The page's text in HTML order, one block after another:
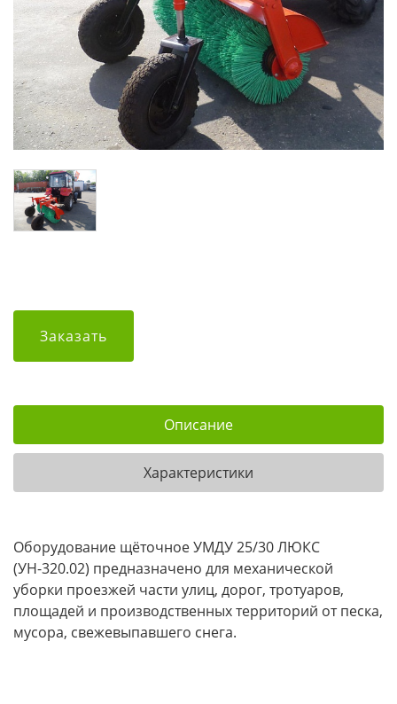
Заказать
Описание
Характеристики
Оборудование щёточное УМДУ 25/30 ЛЮКС
(УН-320.02) предназначено для механической
уборки проезжей части улиц, дорог, тротуаров,
площадей и производственных территорий от песка,
мусора, свежевыпавшего снега.